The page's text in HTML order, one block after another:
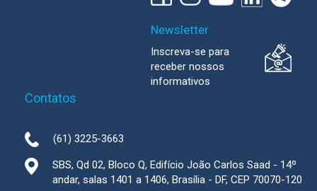
Newsletter
Inscreva-se para
receber nossos
informativos
Contatos
(61) 3225-3663
SBS, Qd 02, Bloco Q, Edifício João Carlos Saad - 14º
andar, salas 1401 a 1406, Brasília - DF, CEP 70070-120